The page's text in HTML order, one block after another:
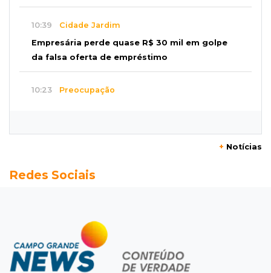
10:39 Cidade Jardim
Empresária perde quase R$ 30 mil em golpe
da falsa oferta de empréstimo
10:23 Preocupação
Superávit comercial de MS cresce 17,8% com
Arte com a escrita
Concurso de Poesias anuncia vencedores e
premiará os melhores no dia 20
+ Notícias
Redes Sociais